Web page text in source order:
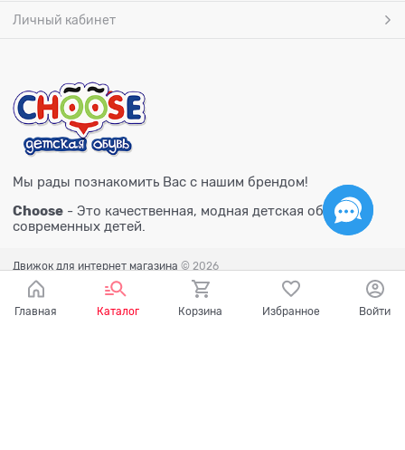
Личный кабинет
Мы рады познакомить Вас с нашим брендом!
Choose - Это качественная, модная детская обувь для
современных детей.
Движок для интернет магазина © 2026
Главная Каталог Корзина Избранное Войти